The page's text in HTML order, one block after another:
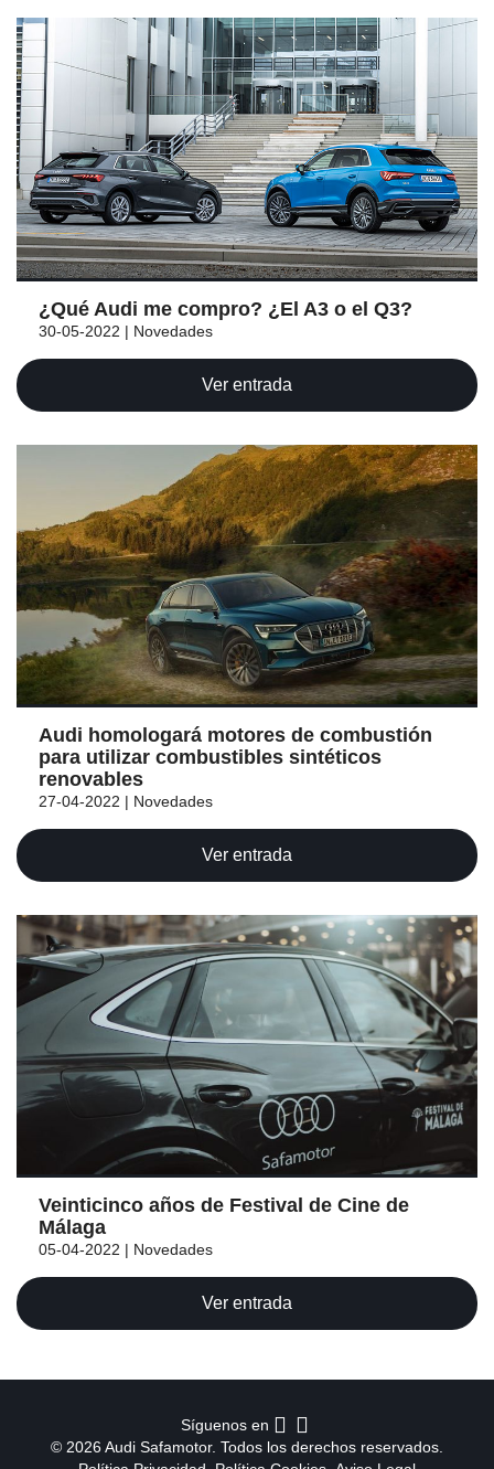
¿Qué Audi me compro? ¿El A3 o el Q3?
30-05-2022 | Novedades
Ver entrada
Audi homologará motores de combustión
para utilizar combustibles sintéticos
renovables
27-04-2022 | Novedades
Ver entrada
Veinticinco años de Festival de Cine de
Málaga
05-04-2022 | Novedades
Ver entrada
Síguenos en
© 2026 Audi Safamotor. Todos los derechos reservados.